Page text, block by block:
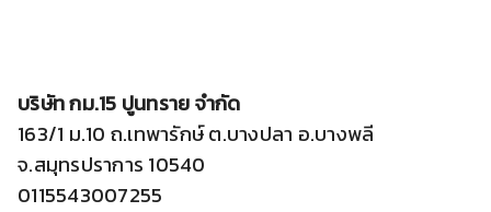
บริษัท กม.15 ปูนทราย จำกัด
163/1 ม.10 ถ.เทพารักษ์ ต.บางปลา อ.บางพลี
จ.สมุทรปราการ 10540
0115543007255